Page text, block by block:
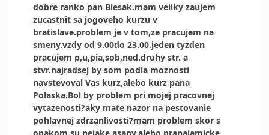
dobre ranko pan Blesak.mam veliky zaujem
zucastnit sa jogoveho kurzu v
bratislave.problem je v tom,ze pracujem na
smeny.vzdy od 9.00do 23.00.jeden tyzden
pracujem p,u,pia,sob,ned.druhy str. a
stvr.najradsej by som podla moznosti
navstevoval Vas kurz,alebo kurz pana
Polaska.Bol by problem pri mojej pracovnej
vytazenosti?aky mate nazor na pestovanie
pohlavnej zdrzanlivosti?mam problem skor s